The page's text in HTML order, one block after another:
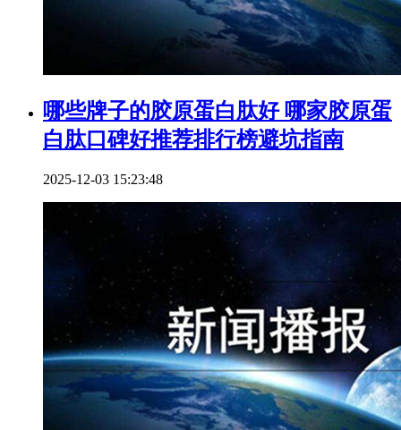
哪些牌子的胶原蛋白肽好 哪家胶原蛋
白肽口碑好推荐排行榜避坑指南
2025-12-03 15:23:48